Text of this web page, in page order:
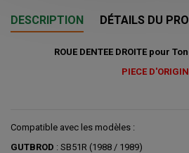
DESCRIPTION DÉTAILS DU
ROUE DENTEE DROITE pour
PIECE
Compatible avec les modèles :
GUTBROD : SB51R (1988 / 1989)